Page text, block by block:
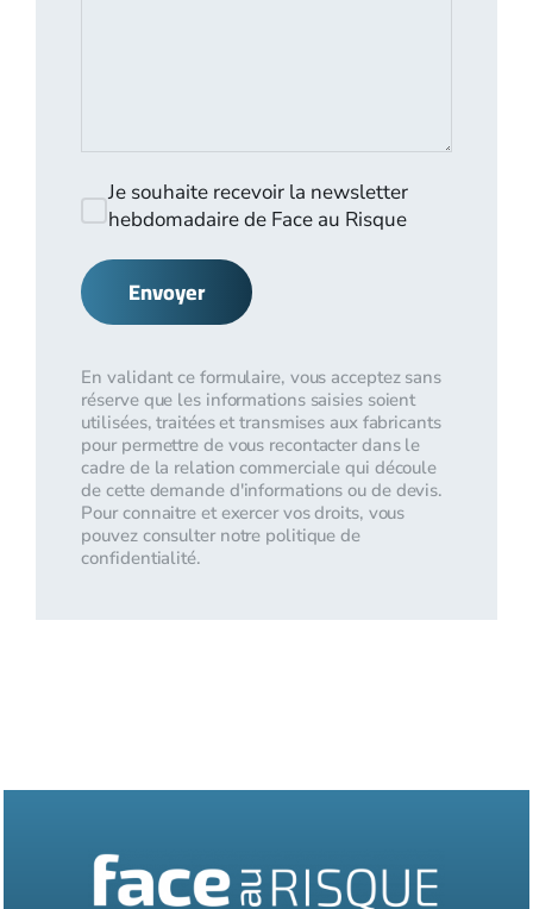
Je souhaite recevoir la newsletter
hebdomadaire de Face au Risque
Envoyer
En validant ce formulaire, vous acceptez sans
réserve que les informations saisies soient
utilisées, traitées et transmises aux fabricants
pour permettre de vous recontacter dans le
cadre de la relation commerciale qui découle
de cette demande d'informations ou de devis.
Pour connaitre et exercer vos droits, vous
pouvez consulter notre politique de
confidentialité.